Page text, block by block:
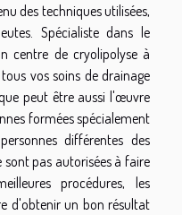
des techniques utilisées,
Spécialiste dans le
centre de cryolipolyse à
vos soins de drainage
peut être aussi l'œuvre
formées spécialement
différentes des
pas autorisées à faire
procédures, les
d'obtenir un bon résultat